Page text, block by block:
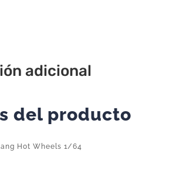
adicional
del producto
Hot Wheels 1/64